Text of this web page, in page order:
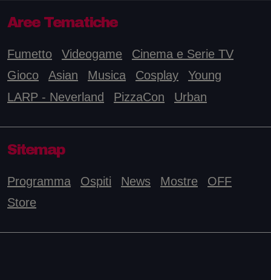
Aree Tematiche
Fumetto Videogame
Cinema e Serie TV
Gioco
Asian Musica Cosplay
Young
LARP - Neverland
PizzaCon Urban
Sitemap
Programma Ospiti News Mostre
OFF
Store